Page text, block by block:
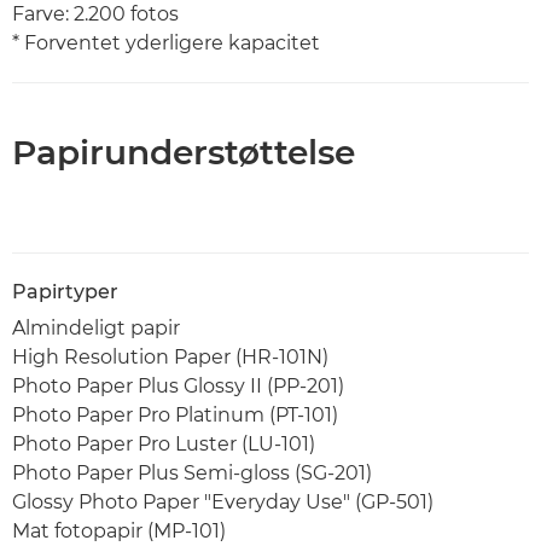
Farve: 2.200 fotos
* Forventet yderligere kapacitet
Papirunderstøttelse
Papirtyper
Almindeligt papir
High Resolution Paper (HR-101N)
Photo Paper Plus Glossy II (PP-201)
Photo Paper Pro Platinum (PT-101)
Photo Paper Pro Luster (LU-101)
Photo Paper Plus Semi-gloss (SG-201)
Glossy Photo Paper "Everyday Use" (GP-501)
Mat fotopapir (MP-101)